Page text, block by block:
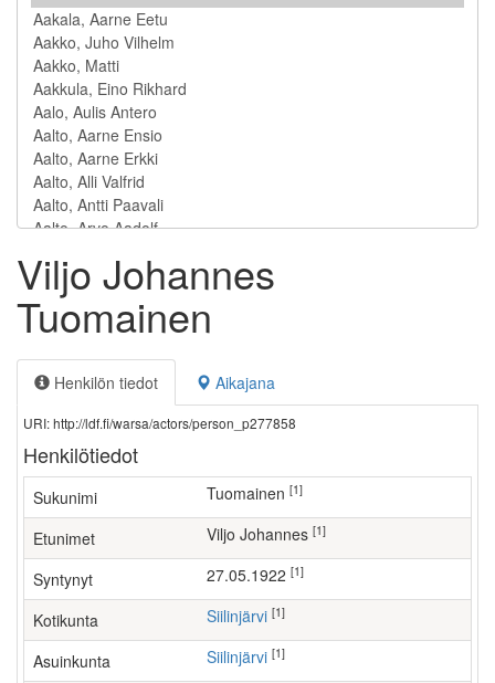
Viljo Johannes
Tuomainen
Henkilön tiedot Aikajana
URI: http://ldf.fi/warsa/actors/person_p277858
Henkilötiedot
Sukunimi Tuomainen [1]
Etunimet Viljo Johannes [1]
Syntynyt 27.05.1922 [1]
Kotikunta Siilinjärvi [1]
Asuinkunta Siilinjärvi [1]